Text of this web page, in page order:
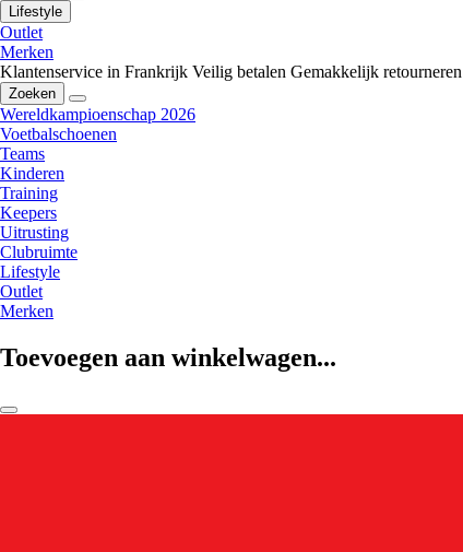
Lifestyle
Outlet
Merken
Klantenservice in Frankrijk Veilig betalen Gemakkelijk retourneren
Zoeken
Wereldkampioenschap 2026
Voetbalschoenen
Teams
Kinderen
Training
Keepers
Uitrusting
Clubruimte
Lifestyle
Outlet
Merken
Toevoegen aan winkelwagen...